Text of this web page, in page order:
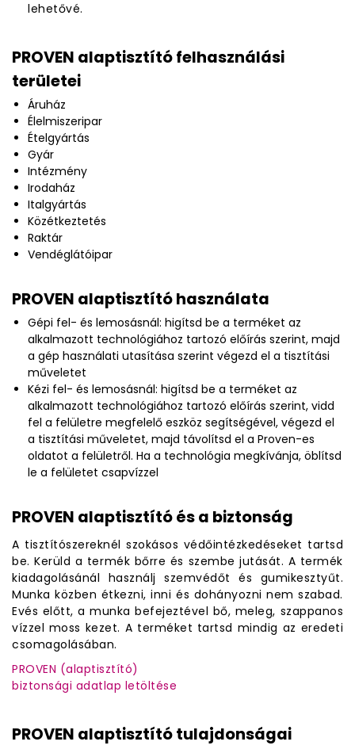
lehetővé.
PROVEN alaptisztító felhasználási
területei
Áruház
Élelmiszeripar
Ételgyártás
Gyár
Intézmény
Irodaház
Italgyártás
Közétkeztetés
Raktár
Vendéglátóipar
PROVEN alaptisztító használata
Gépi fel- és lemosásnál: higítsd be a terméket az
alkalmazott technológiához tartozó előírás szerint, majd
a gép használati utasítása szerint végezd el a tisztítási
műveletet
Kézi fel- és lemosásnál: higítsd be a terméket az
alkalmazott technológiához tartozó előírás szerint, vidd
fel a felületre megfelelő eszköz segítségével, végezd el
a tisztítási műveletet, majd távolítsd el a Proven-es
oldatot a felületről. Ha a technológia megkívánja, öblítsd
le a felületet csapvízzel
PROVEN alaptisztító és a biztonság
A tisztítószereknél szokásos védőintézkedéseket tartsd
be. Kerüld a termék bőrre és szembe jutását. A termék
kiadagolásánál használj szemvédőt és gumikesztyűt.
Munka közben étkezni, inni és dohányozni nem szabad.
Evés előtt, a munka befejeztével bő, meleg, szappanos
vízzel moss kezet. A terméket tartsd mindig az eredeti
csomagolásában.
PROVEN (alaptisztító)
biztonsági adatlap letöltése
PROVEN alaptisztító tulajdonságai